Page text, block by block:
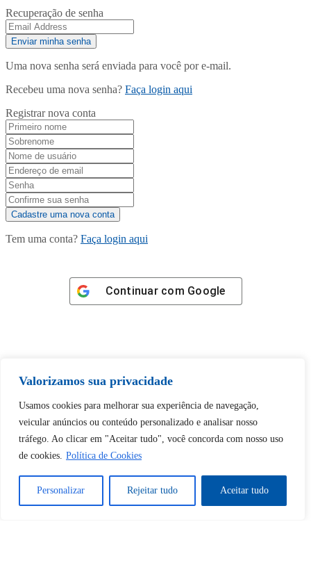
Valorizamos sua privacidade
Usamos cookies para melhorar sua experiência de navegação,
veicular anúncios ou conteúdo personalizado e analisar nosso
tráfego. Ao clicar em "Aceitar tudo", você concorda com nosso uso
de cookies. Política de Cookies
Personalizar Rejeitar tudo Aceitar tudo
Recuperação de senha
Uma nova senha será enviada para você por e-mail.
Recebeu uma nova senha? Faça login aqui
Registrar nova conta
Tem uma conta? Faça login aqui
Continuar com Google
Tem certeza de que deseja
desbloquear esta publicação?
Desbloquear esquerda : 0
Sim Não